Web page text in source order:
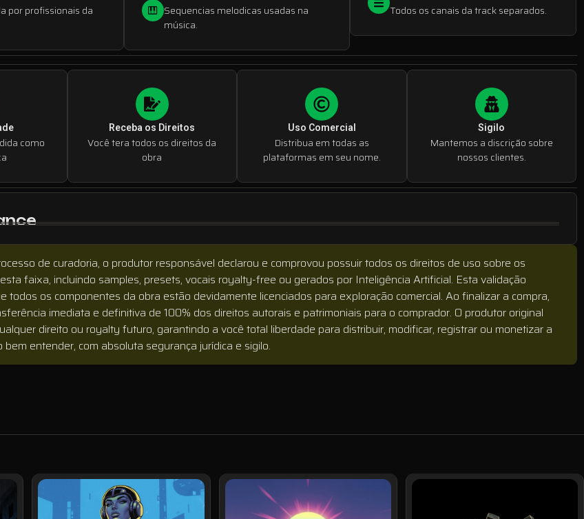
por profissionais da
Sequencias melodicas usadas na
música.
Todos os canais da track separados.
como
Receba os Direitos
Você tera todos os direitos da
obra
Uso Comercial
Distribua em todas as
plataformas em seu nome.
Sigilo
Mantemos a discrição sobre
nossos clientes.
de curadoria, o produtor responsável declarou e comprovou possuir todos os direitos de uso sobre os
faixa, incluindo samples, presets, vocais royalty-free ou gerados por Inteligência Artificial. Esta validação
todos os componentes da obra estão devidamente licenciados para exploração comercial. Ao finalizar a compra,
imediata e definitiva de 100% dos direitos autorais e patrimoniais para o comprador. O produtor original
direito ou royalty futuro, garantindo a você total liberdade para distribuir, modificar, registrar ou monetizar a
bem entender, com absoluta segurança jurídica e sigilo.